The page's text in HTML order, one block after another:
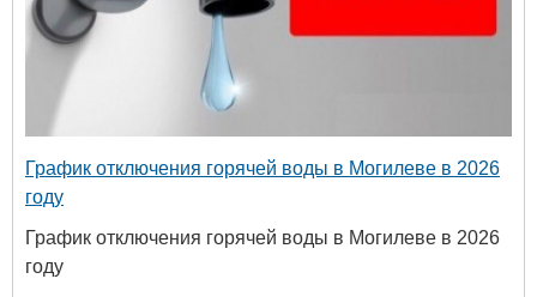
График отключения горячей воды в Могилеве в 2026
году
График отключения горячей воды в Могилеве в 2026
году